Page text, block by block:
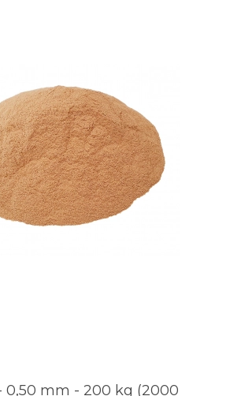
0,50 mm - 200 kg (2000